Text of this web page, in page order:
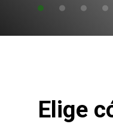
Elige